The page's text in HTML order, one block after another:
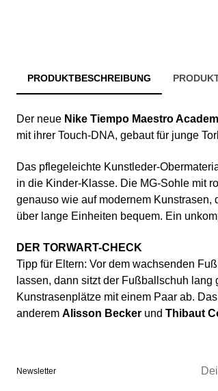
PRODUKTBESCHREIBUNG
Der neue Nike Tiempo Maestro
mit ihrer Touch-DNA, gebaut für junge
Das pflegeleichte Kunstleder-
in die Kinder-Klasse. Die MG-Sohle mit
genauso wie auf modernem
über lange Einheiten bequem. Ein
DER TORWART-CHECK
Tipp für Eltern: Vor dem wachsenden
lassen, dann sitzt der Fußballschuh
Kunstrasenplätze mit einem Paar ab.
anderem Alisson Becker und Thibaut
Newsletter